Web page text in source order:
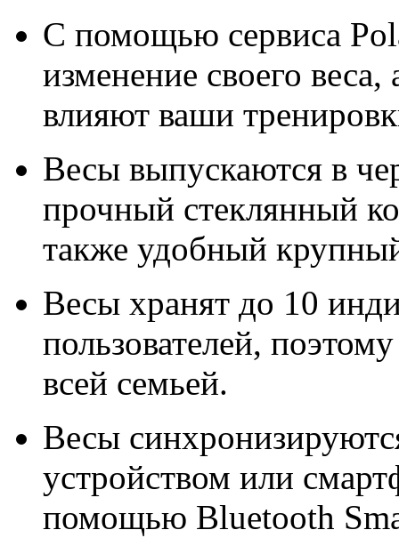
С помощью сервиса
изменение своего веса,
влияют ваши
Весы выпускаются в
прочный стеклянный
также удобный
Весы хранят до 10
пользователей,
всей семьей.
Весы
устройством или
помощью Bluetooth